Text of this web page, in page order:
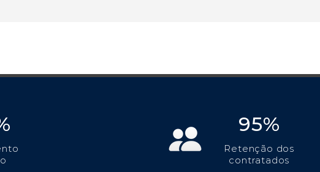
95%
Retenção dos
contratados